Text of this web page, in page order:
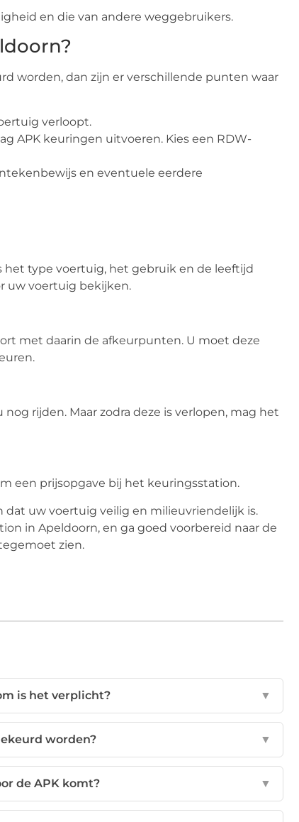
en die van andere weggebruikers.
worden, dan zijn er verschillende punten waar
verloopt.
APK keuringen uitvoeren. Kies een RDW-
en eventuele eerdere
het type voertuig, het gebruik en de leeftijd
uw voertuig bekijken.
met daarin de afkeurpunten. U moet deze
rijden. Maar zodra deze is verlopen, mag het
een prijsopgave bij het keuringsstation.
uw voertuig veilig en milieuvriendelijk is.
in Apeldoorn, en ga goed voorbereid naar de
zien.
is het verplicht? ▼
worden? ▼
de APK komt? ▼